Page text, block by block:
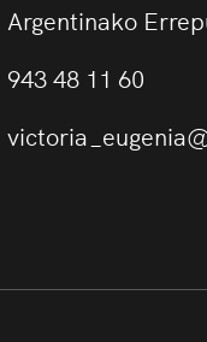
Argentinako
943 48 11 60